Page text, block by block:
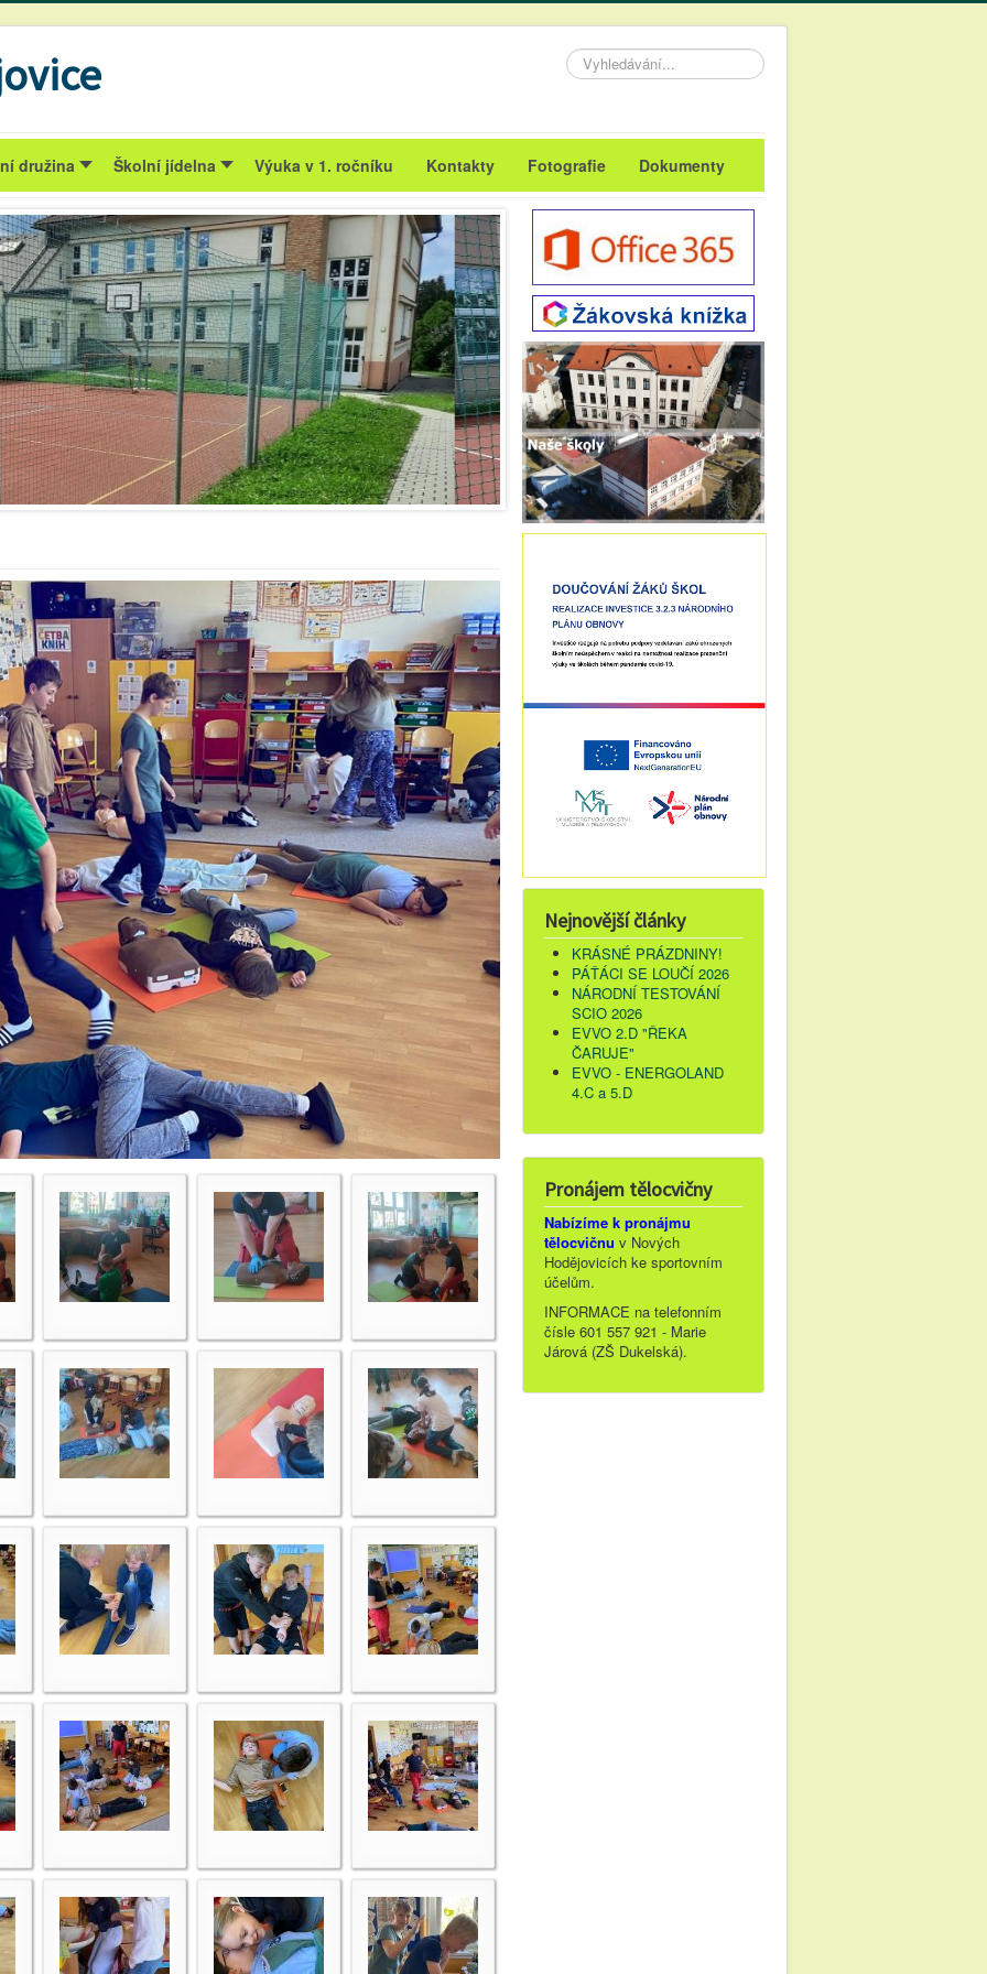
Vyhledávání...
družina Školní jídelna Výuka v 1. ročníku Kontakty Fotografie Dokumenty
Nejnovější články
KRÁSNÉ PRÁZDNINY!
PÁŤÁCI SE LOUČÍ 2026
NÁRODNÍ TESTOVÁNÍ
SCIO 2026
EVVO 2.D "ŘEKA
ČARUJE"
EVVO - ENERGOLAND
4.C a 5.D
Pronájem tělocvičny
Nabízíme k pronájmu
tělocvičnu v Nových
Hodějovicích ke sportovním
účelům.
INFORMACE na telefonním
čísle 601 557 921 - Marie
Járová (ZŠ Dukelská).